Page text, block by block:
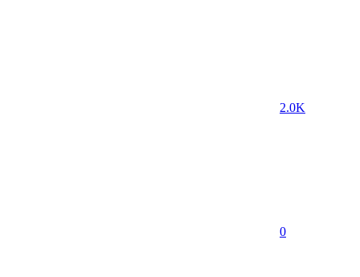
2.0K
0